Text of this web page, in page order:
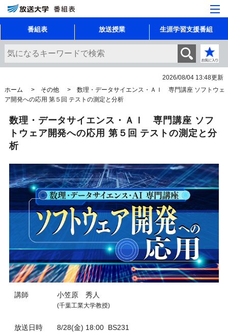
番組表 放送授業 生涯学習支援番組
2026/08/04 13:48更新
ホーム
その他
数理・データサイエンス・ＡＩ 専門講座 ソフトウェ
ア開発への応用 第５回 テストの測定と分析
数理・データサイエンス・ＡＩ 専門講座 ソフ
トウェア開発への応用 第５回 テストの測定と分
析
講師 小笠原 秀人
(千葉工業大学教授)
放送日時 8/28(金) 18:00BS231